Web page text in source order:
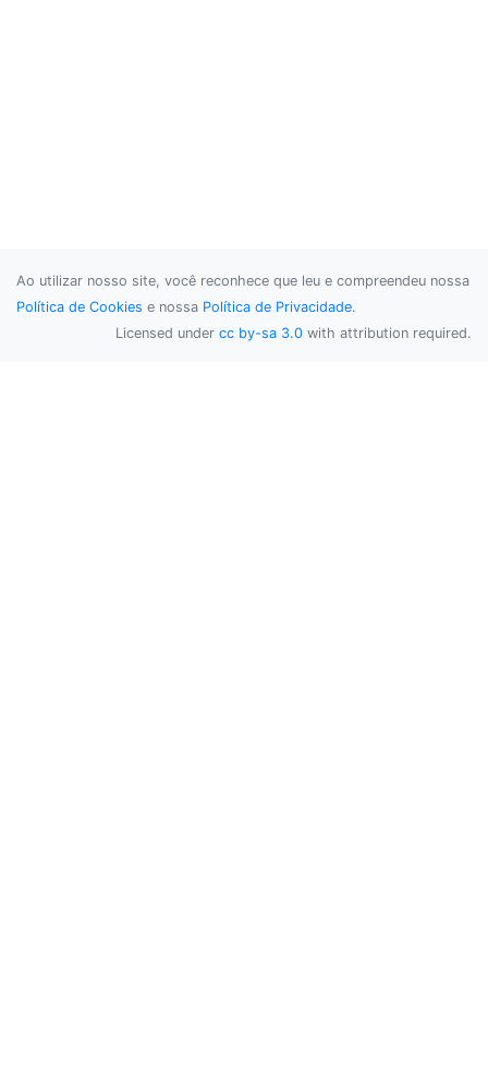
Ao utilizar nosso site, você reconhece que leu e compreendeu nossa
Política de Cookies e nossa Política de Privacidade.
Licensed under cc by-sa 3.0 with attribution required.